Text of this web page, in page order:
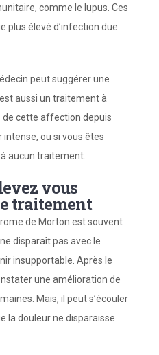
comme le lupus. Ces
plus élevé d’infection due
peut suggérer une
aussi un traitement à
cette affection depuis
intense, ou si vous êtes
aucun traitement.
vous
traitement
de Morton est souvent
disparaît pas avec le
insupportable. Après le
une amélioration de
Mais, il peut s’écouler
la douleur ne disparaisse